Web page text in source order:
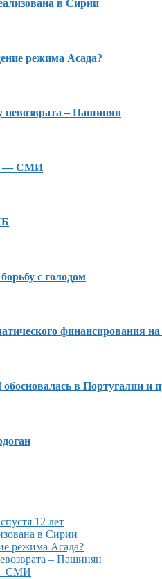
в Сирии
режима Асада?
– Пашинян
— СМИ
с голодом
финансирования
в Португалии и
12 лет
в Сирии
режима Асада?
– Пашинян
— СМИ